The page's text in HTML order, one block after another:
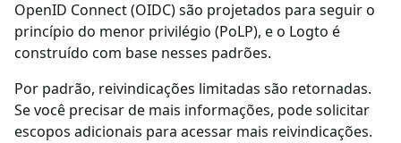
OpenID Connect (OIDC) são projetados para seguir o
princípio do menor privilégio (PoLP), e o Logto é
construído com base nesses padrões.
Por padrão, reivindicações limitadas são retornadas.
Se você precisar de mais informações, pode solicitar
escopos adicionais para acessar mais reivindicações.